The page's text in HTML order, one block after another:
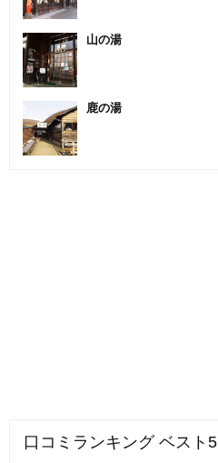
山の湯
鹿の湯
口コミランキング ベスト5